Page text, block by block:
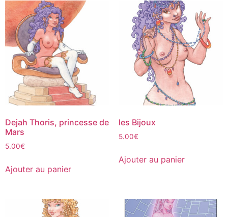
Dejah Thoris, princesse de
Mars
5.00€
Ajouter au panier
les Bijoux
5.00€
Ajouter au panier